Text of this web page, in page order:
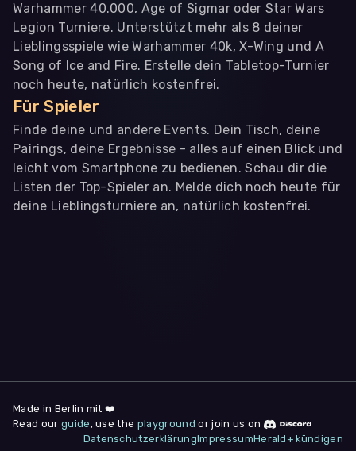
Warhammer 40.000, Age of Sigmar oder Star Wars
Legion Turniere. Unterstützt mehr als 8 deiner
Lieblingsspiele wie Warhammer 40k, X-Wing und A
Song of Ice and Fire. Erstelle dein Tabletop-Turnier
noch heute, natürlich kostenfrei.
Für Spieler
Finde deine und andere Events. Dein Tisch, deine
Pairings, deine Ergebnisse - alles auf einen Blick und
leicht vom Smartphone zu bedienen. Schau dir die
Listen der Top-Spieler an. Melde dich noch heute für
deine Lieblingsturniere an, natürlich kostenfrei.
deine Zustimmung jederzeit unter "
am Seitenende widerrufen.
Made in Berlin mit ❤️
Read our guide , use the playground or join us on
DatenschutzerklärungImpressumHerald+ kündigen